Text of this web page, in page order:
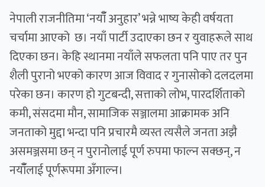
नेपाली राजनीतिमा ‘नयाँँ अनुहार’ भन्ने भाष्य केही वर्षयता
चर्चामा आएको छ। नयाँ पार्टी उदाएका छन र युवाहरूले साथ
दिएका छन। केहि स्थानमा नयाँले सफलता पनि पाए तर पुन
शैली पुरानो भएको कारण आज विवाद र गुनासोको दलदलमा
परेका छन। कारण हो गुटबन्दी, सत्ताको लोभ, पारदर्शिताको
कमी, संसदमा मौन, सामाजिक सञ्जालमा आक्रामक अनि
जनताको मुद्दा भन्दा पनि प्रचारमै व्यस्त त्यसैले जनता अझै
असमञ्जसमा छन् न पुरानोलाई पूर्ण रुपमा फाल्न सक्छन्, न
नयाँँलाई पूर्णरूपमा अँगाल्न।